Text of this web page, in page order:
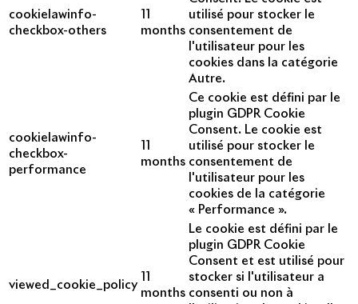
cookielawinfo-
checkbox-others
months
utilisé pour stocker le
consentement de
l'utilisateur pour les
cookies dans la catégorie
Autre.
cookielawinfo-
checkbox-
performance
months
Ce cookie est défini par le
plugin GDPR Cookie
Consent. Le cookie est
utilisé pour stocker le
consentement de
l'utilisateur pour les
cookies de la catégorie
« Performance ».
viewed_cookie_policy
months
Le cookie est défini par le
plugin GDPR Cookie
Consent et est utilisé pour
stocker si l'utilisateur a
consenti ou non à